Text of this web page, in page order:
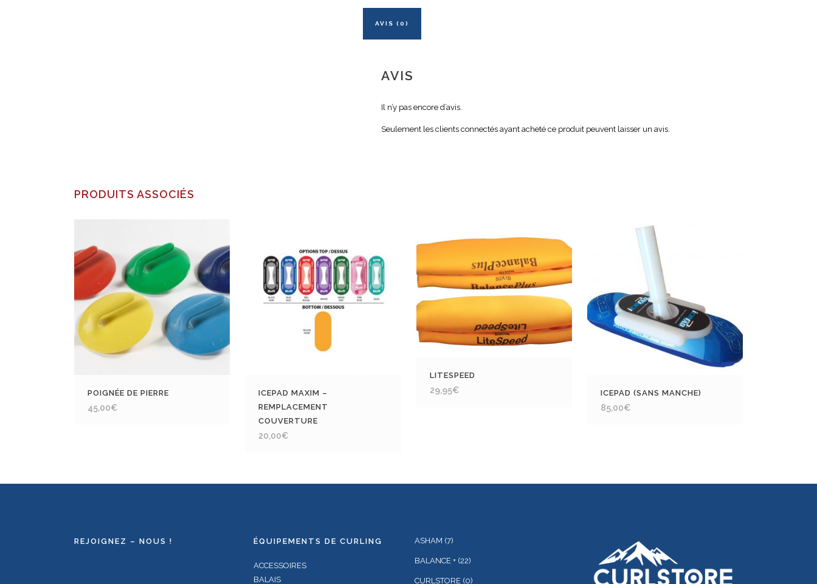
AVIS (0)
AVIS
Il n’y pas encore d’avis.
Seulement les clients connectés ayant acheté ce produit peuvent laisser un avis.
PRODUITS ASSOCIÉS
POIGNÉE DE PIERRE
45,00€
ICEPAD MAXIM –
REMPLACEMENT
COUVERTURE
20,00€
LITESPEED
29,95€ ICEPAD (SANS MANCHE)
85,00€
REJOIGNEZ – NOUS ! ÉQUIPEMENTS DE CURLING
ACCESSOIRES
BALAIS
ASHAM (7)
BALANCE + (22)
CURLSTORE (0)